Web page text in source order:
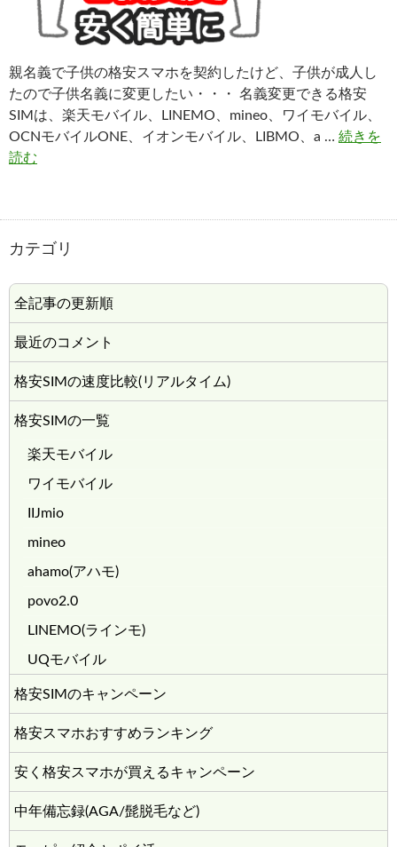
親名義で子供の格安スマホを契約したけど、子供が成人し
たので子供名義に変更したい・・・ 名義変更できる格安
SIMは、楽天モバイル、LINEMO、mineo、ワイモバイル、
OCNモバイルONE、イオンモバイル、LIBMO、a … 続きを
読む
カテゴリ
全記事の更新順
最近のコメント
格安SIMの速度比較(リアルタイム)
格安SIMの一覧
楽天モバイル
ワイモバイル
IIJmio
mineo
ahamo(アハモ)
povo2.0
LINEMO(ラインモ)
UQモバイル
格安SIMのキャンペーン
格安スマホおすすめランキング
安く格安スマホが買えるキャンペーン
中年備忘録(AGA/髭脱毛など)